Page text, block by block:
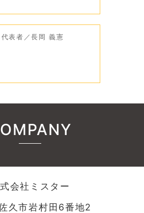
代表者／長岡 義憲
会社ミスター
久市岩村田6番地2